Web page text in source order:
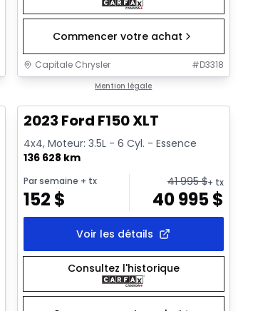
Commencer votre achat
Capitale Chrysler #D3318
Mention légale
Très bonne offre
2023 Ford F150 XLT
4x4, Moteur: 3.5L - 6 Cyl. - Essence
136 628 km
Par semaine + tx
152 $
41 995$+ tx
40 995$
Voir les détails
Consultez l'historique